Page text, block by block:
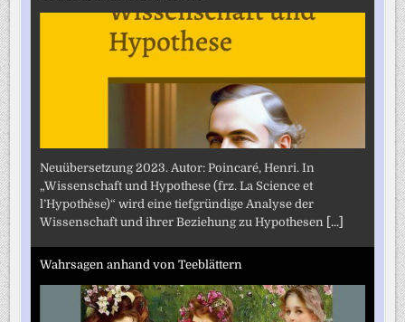
Neuübersetzung 2023. Autor: Poincaré, Henri. In
„Wissenschaft und Hypothese (frz. La Science et
l’Hypothèse)“ wird eine tiefgründige Analyse der
Wissenschaft und ihrer Beziehung zu Hypothesen [...]
Wahrsagen anhand von Teeblättern